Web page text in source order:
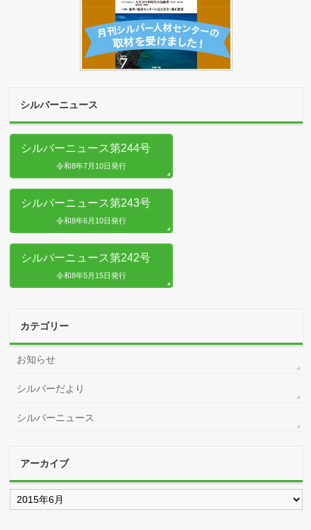
シルバーニュース
シルバーニュース第244号
令和8年7月10日発行
シルバーニュース第243号
令和8年6月10日発行
シルバーニュース第242号
令和8年5月15日発行
カテゴリー
お知らせ
シルバーだより
シルバーニュース
アーカイブ
ア
ー
カ